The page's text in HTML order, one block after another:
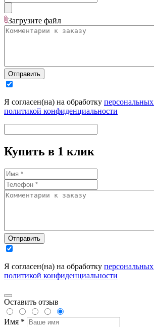
Загрузите файл
Отправить
Я согласен(на) на обработку
политикой конфиденциальности
Купить в 1 клик
Отправить
Я согласен(на) на обработку
политикой конфиденциальности
Оставить отзыв
Имя *